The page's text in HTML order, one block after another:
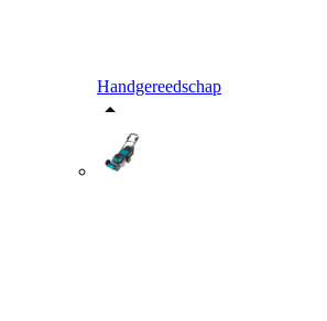
Handgereedschap